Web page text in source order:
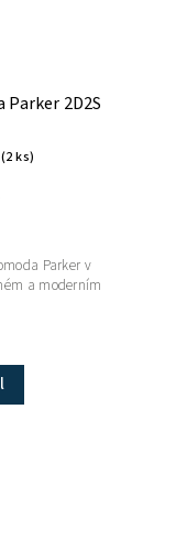
Parker 2D2S
(2 ks)
Parker v
a moderním